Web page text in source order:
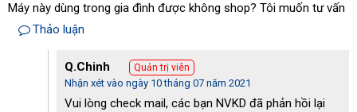
Máy này dùng trong gia đình được không shop? Tôi muốn tư vấn
Thảo luận
Q.Chinh Quản trị viên
Nhận xét vào ngày 10 tháng 07 năm 2021
Vui lòng check mail, các bạn NVKD đã phản hồi lại